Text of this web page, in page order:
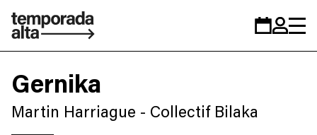
Temporada
personal
Gernika
Martin Harriague - Collectif Bilaka